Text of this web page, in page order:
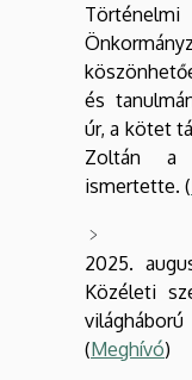
és
úr, a kötet
Zoltán a
ismertette. (
2025.
Közéleti
(Meghívó)